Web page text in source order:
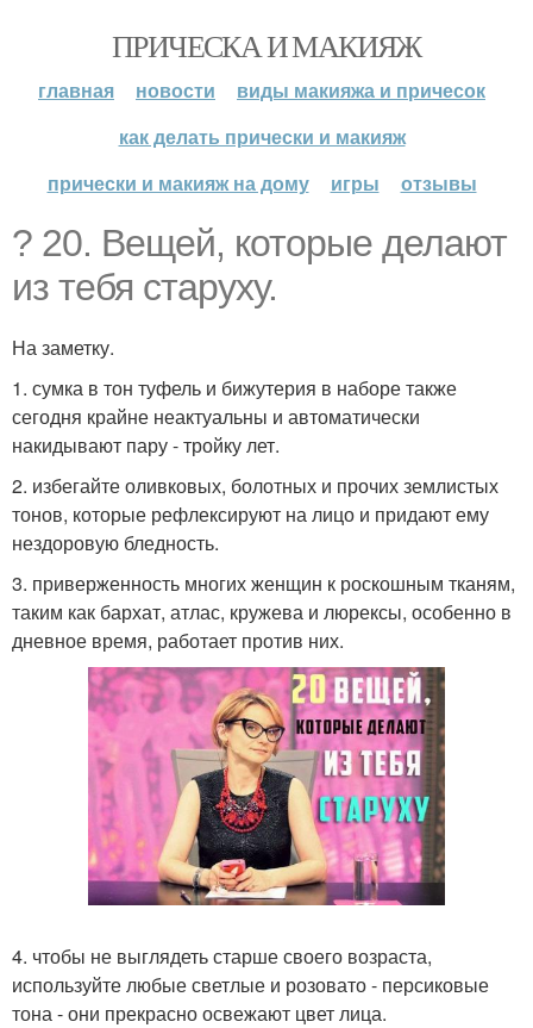
ПРИЧЕСКА И МАКИЯЖ
главная новости
виды макияжа и причесок
как делать прически и макияж
прически и макияж на дому
игры отзывы
? 20. Вещей, которые делают
из тебя старуху.
На заметку.
1. сумка в тон туфель и бижутерия в наборе также
сегодня крайне неактуальны и автоматически
накидывают пару - тройку лет.
2. избегайте оливковых, болотных и прочих землистых
тонов, которые рефлексируют на лицо и придают ему
нездоровую бледность.
3. приверженность многих женщин к роскошным тканям,
таким как бархат, атлас, кружева и люрексы, особенно в
дневное время, работает против них.
4. чтобы не выглядеть старше своего возраста,
используйте любые светлые и розовато - персиковые
тона - они прекрасно освежают цвет лица.